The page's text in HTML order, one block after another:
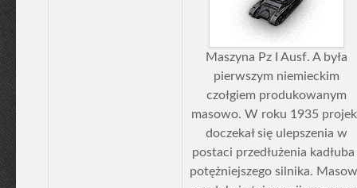
Maszyna Pz I Ausf. A była
pierwszym niemieckim
czołgiem produkowanym
masowo. W roku 1935
doczekał się ulepszenia w
postaci przedłużenia kadłuba
potężniejszego silnika.